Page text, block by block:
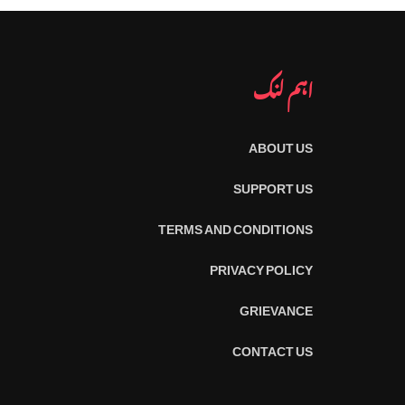
اہم لنک
ABOUT US
SUPPORT US
TERMS AND CONDITIONS
PRIVACY POLICY
GRIEVANCE
CONTACT US